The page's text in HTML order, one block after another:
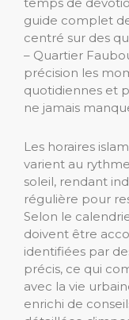
guide complet
centré sur des
– Quartier
précision les
quotidiennes et
ne jamais
Les horaires
varient au
soleil, rendant
régulière pour
Selon le
doivent être
identifiées par
précis, ce qui
avec la vie
enrichi de